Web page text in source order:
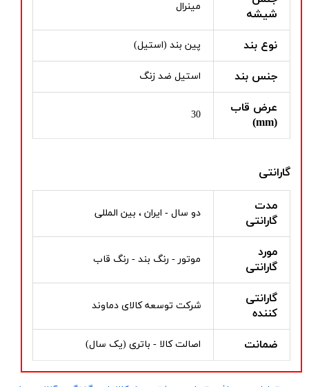
شیشه
مینرال
نوع بند پین بند (استیل)
جنس بند استیل ضد زنگ
عرض قاب
(mm)
30
گارانتی
مدت
گارانتی
دو سال - ایران ، بین المللی
مورد
گارانتی
موتور - رنگ بند - رنگ قاب
گارانتی
کننده
شرکت توسعه کالای دماوند
ضمانت اصالت کالا - باتری (یک سال)